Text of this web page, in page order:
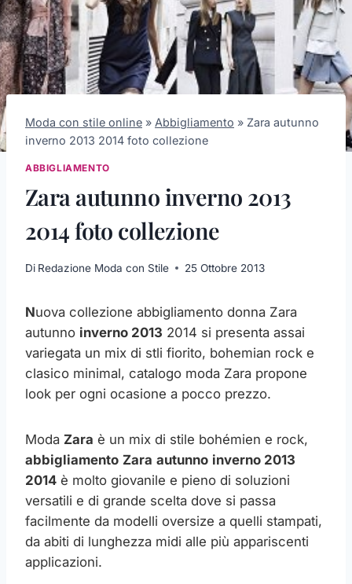
Moda con stile online » Abbigliamento » Zara autunno
inverno 2013 2014 foto collezione
ABBIGLIAMENTO
Zara autunno inverno 2013
2014 foto collezione
Di Redazione Moda con Stile 25 Ottobre 2013
Nuova collezione abbigliamento donna Zara
autunno inverno 2013 2014 si presenta assai
variegata un mix di stli fiorito, bohemian rock e
clasico minimal, catalogo moda Zara propone
look per ogni ocasione a pocco prezzo.
Moda Zara è un mix di stile bohémien e rock,
abbigliamento Zara autunno inverno 2013
2014 è molto giovanile e pieno di soluzioni
versatili e di grande scelta dove si passa
facilmente da modelli oversize a quelli stampati,
da abiti di lunghezza midi alle più appariscenti
applicazioni.